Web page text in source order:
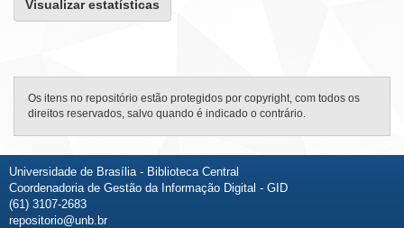
Visualizar estatísticas
Os itens no repositório estão protegidos por copyright, com todos os
direitos reservados, salvo quando é indicado o contrário.
Universidade de Brasília - Biblioteca Central
Coordenadoria de Gestão da Informação Digital - GID
(61) 3107-2683
repositorio@unb.br